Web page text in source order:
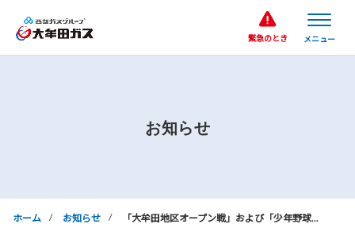
緊急のとき
お知らせ
ホーム お知らせ 「大牟田地区オープン戦」および「少年野球...